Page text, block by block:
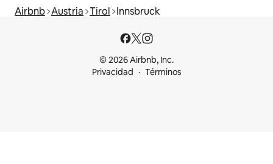
Airbnb Austria Tirol Innsbruck
© 2026 Airbnb, Inc.
Privacidad
Términos